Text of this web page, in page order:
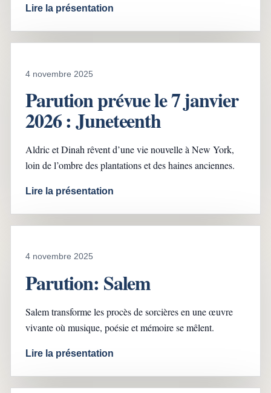
Lire la présentation
4 novembre 2025
Parution prévue le 7 janvier
2026 : Juneteenth
Aldric et Dinah rêvent d’une vie nouvelle à New York,
loin de l’ombre des plantations et des haines anciennes.
Lire la présentation
4 novembre 2025
Parution: Salem
Salem transforme les procès de sorcières en une œuvre
vivante où musique, poésie et mémoire se mêlent.
Lire la présentation